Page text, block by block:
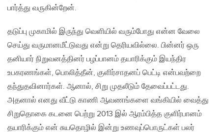
பார்த்து வருகின்றேன்.
தடுப்பு முகாமில் இருந்து வெளியில் வரும்போது என்ன வேலை
செய்து வருமானமீட்டுவது என்று தெரியவில்லை. பின்னர் ஒரு
தனியார் நிறுவனத்தினர் பழப்பானம் தயாரிக்கும் இயந்திர
உபகரணங்கள், பொலித்தீன், குளிர்சாதனப் பெட்டி என்பவற்றை
தந்துதவினார்கள். ஆனால், சிறு முதலீடும் தேவைப்பட்டது.
அதனால் எனது வீட்டு காணி ஆவணங்களை வங்கியில் வைத்து
சிறுதொகை கடனை பெற்று 2013 இல் ஆரம்பித்த குளிர்பானம்
தயாரிக்கும் என் சுயதொழில் இன்று உணவுப்பொருட்கள் பலர்